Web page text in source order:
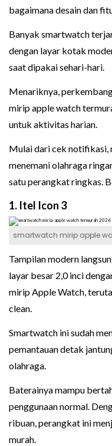
bagaimana desain dan
Banyak smartwatch
dengan layar kotak
saat dipakai sehari-hari.
Menariknya,
mirip apple watch
untuk aktivitas harian.
Mulai dari cek notifikasi,
menemani olahraga
satu perangkat ringkas.
1. Itel Icon 3
smartwatch mirip apple
Tampilan modern
layar besar 2,0 inci
mirip Apple Watch,
clean.
Smartwatch ini sudah
pemantauan detak
olahraga.
Baterainya mampu
penggunaan normal.
ribuan, perangkat ini
murah.